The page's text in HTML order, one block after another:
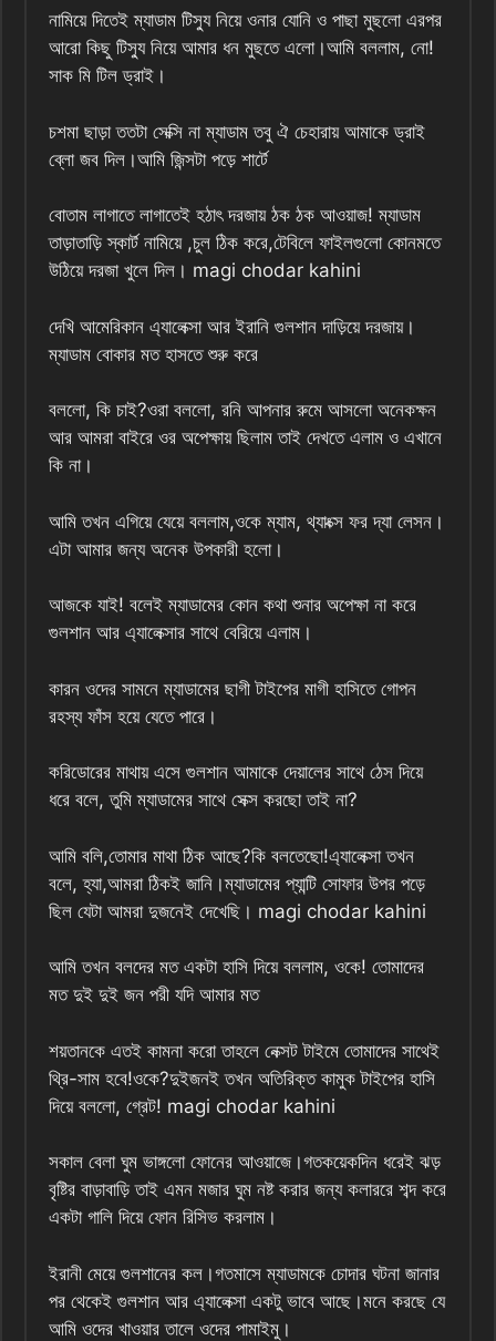
নামিয়ে দিতেই ম্যাডাম টিস্যু নিয়ে ওনার যোনি ও পাছা মুছলো এরপর
আরো কিছু টিস্যু নিয়ে আমার ধন মুছতে এলো।আমি বললাম, নো!
সাক মি টিল ড্রাই।
চশমা ছাড়া ততটা সেক্সি না ম্যাডাম তবু ঐ চেহারায় আমাকে ড্রাই
ব্লো জব দিল।আমি জিন্সটা পড়ে শার্টে
বোতাম লাগাতে লাগাতেই হঠাৎ দরজায় ঠক ঠক আওয়াজ! ম্যাডাম
তাড়াতাড়ি স্কার্ট নামিয়ে ,চুল ঠিক করে,টেবিলে ফাইলগুলো কোনমতে
উঠিয়ে দরজা খুলে দিল। magi chodar kahini
দেখি আমেরিকান এ্যালেক্সা আর ইরানি গুলশান দাড়িয়ে দরজায়।
ম্যাডাম বোকার মত হাসতে শুরু করে
বললো, কি চাই?ওরা বললো, রনি আপনার রুমে আসলো অনেকক্ষন
আর আমরা বাইরে ওর অপেক্ষায় ছিলাম তাই দেখতে এলাম ও এখানে
কি না।
আমি তখন এগিয়ে যেয়ে বললাম,ওকে ম্যাম, থ্যাংক্স ফর দ্যা লেসন।
এটা আমার জন্য অনেক উপকারী হলো।
আজকে যাই! বলেই ম্যাডামের কোন কথা শুনার অপেক্ষা না করে
গুলশান আর এ্যালেক্সার সাথে বেরিয়ে এলাম।
কারন ওদের সামনে ম্যাডামের ছাগী টাইপের মাগী হাসিতে গোপন
রহস্য ফাঁস হয়ে যেতে পারে।
করিডোরের মাথায় এসে গুলশান আমাকে দেয়ালের সাথে ঠেস দিয়ে
ধরে বলে, তুমি ম্যাডামের সাথে সেক্স করছো তাই না?
আমি বলি,তোমার মাথা ঠিক আছে?কি বলতেছো!এ্যালেক্সা তখন
বলে, হ্যা,আমরা ঠিকই জানি।ম্যাডামের প্যান্টি সোফার উপর পড়ে
ছিল যেটা আমরা দুজনেই দেখেছি। magi chodar kahini
আমি তখন বলদের মত একটা হাসি দিয়ে বললাম, ওকে! তোমাদের
মত দুই দুই জন পরী যদি আমার মত
শয়তানকে এতই কামনা করো তাহলে নেক্সট টাইমে তোমাদের সাথেই
থ্রি-সাম হবে!ওকে?দুইজনই তখন অতিরিক্ত কামুক টাইপের হাসি
দিয়ে বললো, গ্রেট! magi chodar kahini
সকাল বেলা ঘুম ভাঙ্গলো ফোনের আওয়াজে।গতকয়েকদিন ধরেই ঝড়
বৃষ্টির বাড়াবাড়ি তাই এমন মজার ঘুম নষ্ট করার জন্য কলাররে শব্দ করে
একটা গালি দিয়ে ফোন রিসিভ করলাম।
ইরানী মেয়ে গুলশানের কল।গতমাসে ম্যাডামকে চোদার ঘটনা জানার
পর থেকেই গুলশান আর এ্যালেক্সা একটু ভাবে আছে।মনে করছে যে
আমি ওদের খাওয়ার তালে ওদের পামাইমু।